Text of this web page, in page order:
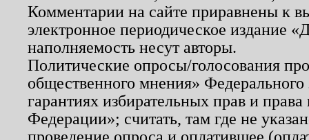
Комментарии на сайте приравнены к
электронное периодическое издание
наполняемость несут авторы.
Политические опросы/голосования
общественного мнения»
гарантиях избирательных прав и
Федерации»; считать, там где не
проведение опроса и оплатившее